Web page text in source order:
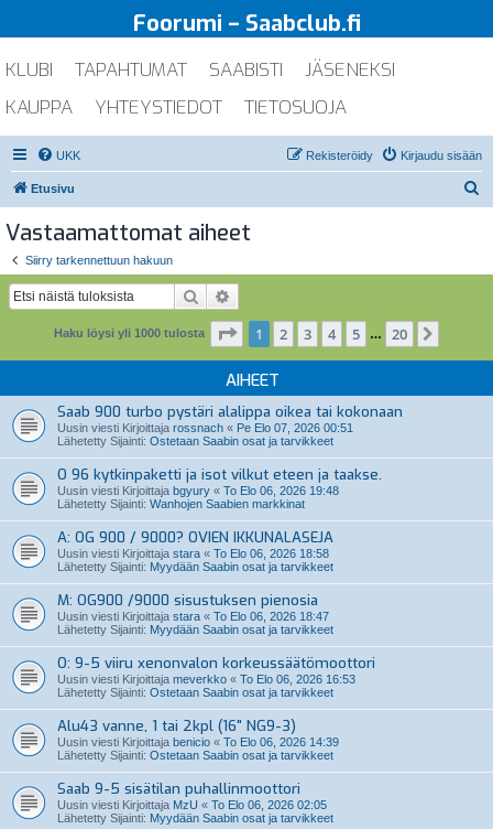
Foorumi – Saabclub.fi
KLUBI TAPAHTUMAT SAABISTI
JÄSENEKSI
KAUPPA
YHTEYSTIEDOT TIETOSUOJA
UKK Kirjaudu sisään
Rekisteröidy
Etusivu
Vastaamattomat aiheet
Siirry tarkennettuun hakuun
Etsi
Haku löysi yli 1000 tulosta Sivu /20
1 2 3 4 5 … 20
AIHEET
Saab 900 turbo pystäri alalippa oikea tai kokonaan
Uusin viesti Kirjoittaja rossnach « Pe Elo 07, 2026 00:51
Lähetetty Sijainti: Ostetaan Saabin osat ja tarvikkeet
O 96 kytkinpaketti ja isot vilkut eteen ja taakse.
Uusin viesti Kirjoittaja bgyury « To Elo 06, 2026 19:48
Lähetetty Sijainti: Wanhojen Saabien markkinat
A: OG 900 / 9000? OVIEN IKKUNALASEJA
Uusin viesti Kirjoittaja stara « To Elo 06, 2026 18:58
Lähetetty Sijainti: Myydään Saabin osat ja tarvikkeet
M: OG900 /9000 sisustuksen pienosia
Uusin viesti Kirjoittaja stara « To Elo 06, 2026 18:47
Lähetetty Sijainti: Myydään Saabin osat ja tarvikkeet
O: 9-5 viiru xenonvalon korkeussäätömoottori
Uusin viesti Kirjoittaja meverkko « To Elo 06, 2026 16:53
Lähetetty Sijainti: Ostetaan Saabin osat ja tarvikkeet
Alu43 vanne, 1 tai 2kpl (16" NG9-3)
Uusin viesti Kirjoittaja benicio « To Elo 06, 2026 14:39
Lähetetty Sijainti: Ostetaan Saabin osat ja tarvikkeet
Saab 9-5 sisätilan puhallinmoottori
Uusin viesti Kirjoittaja MzU « To Elo 06, 2026 02:05
Lähetetty Sijainti: Myydään Saabin osat ja tarvikkeet